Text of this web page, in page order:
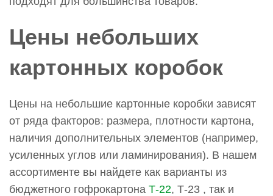
Цены небольших
картонных коробок
Цены на небольшие картонные коробки зависят
от ряда факторов: размера, плотности картона,
наличия дополнительных элементов (например,
усиленных углов или ламинирования). В нашем
ассортименте вы найдете как варианты из
бюджетного гофрокартона Т-22, Т-23 , так и